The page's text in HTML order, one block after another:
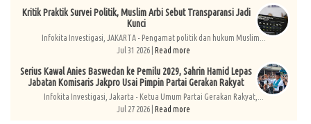
Kritik Praktik Survei Politik, Muslim Arbi Sebut Transparansi Jadi
Kunci
Infokita Investigasi, JAKARTA - Pengamat politik dan hukum Muslim...
Jul 31 2026 | Read more
Serius Kawal Anies Baswedan ke Pemilu 2029, Sahrin Hamid Lepas
Jabatan Komisaris Jakpro Usai Pimpin Partai Gerakan Rakyat
Infokita Investigasi, Jakarta - Ketua Umum Partai Gerakan Rakyat,...
Jul 27 2026 | Read more